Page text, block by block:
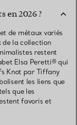
en 2026 ?
de métaux variés
de la collection
restent
Elsa Peretti® qui
Knot par Tiffany
les liens que
que les
favoris et